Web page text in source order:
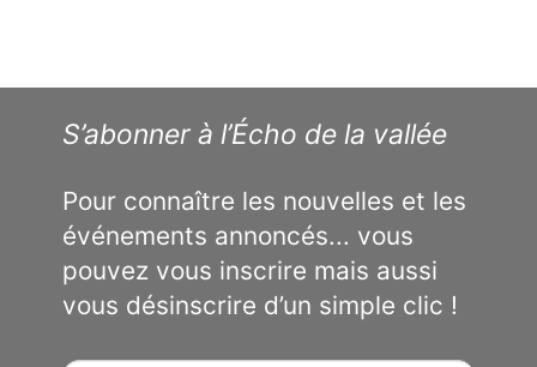
S’abonner à l’Écho de la vallée
Pour connaître les nouvelles et les
événements annoncés... vous
pouvez vous inscrire mais aussi
vous désinscrire d’un simple clic !